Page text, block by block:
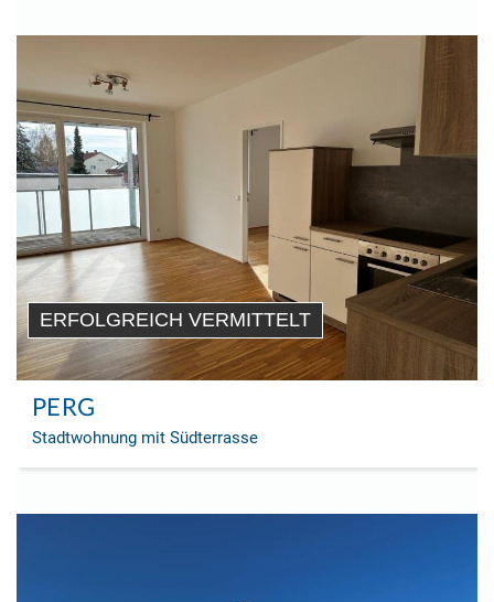
ERFOLGREICH VERMITTELT
PERG
Stadtwohnung mit Südterrasse